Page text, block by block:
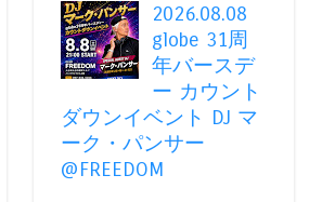
2026.08.08
globe 31周
年バースデ
ー カウント
ダウンイベント DJ マ
ーク・パンサー
@FREEDOM